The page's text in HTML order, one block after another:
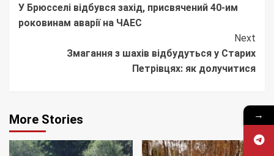
Reading
У Брюсселі відбувся захід, присвячений 40-им
роковинам аварії на ЧАЕС
Next
Змагання з шахів відбудуться у Старих
Петрівцях: як долучитися
More Stories →